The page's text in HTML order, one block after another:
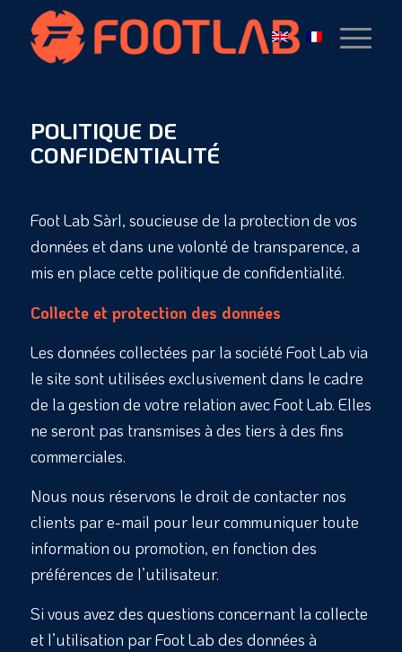
POLITIQUE DE
CONFIDENTIALITÉ
Foot Lab Sàrl, soucieuse de la protection de vos
données et dans une volonté de transparence, a
mis en place cette politique de confidentialité.
Collecte et protection des données
Les données collectées par la société Foot Lab via
le site sont utilisées exclusivement dans le cadre
de la gestion de votre relation avec Foot Lab. Elles
ne seront pas transmises à des tiers à des fins
commerciales.
Nous nous réservons le droit de contacter nos
clients par e-mail pour leur communiquer toute
information ou promotion, en fonction des
préférences de l’utilisateur.
Si vous avez des questions concernant la collecte
et l’utilisation par Foot Lab des données à